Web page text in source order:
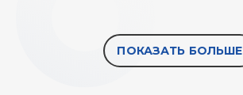
ПОКАЗАТЬ БОЛЬШЕ